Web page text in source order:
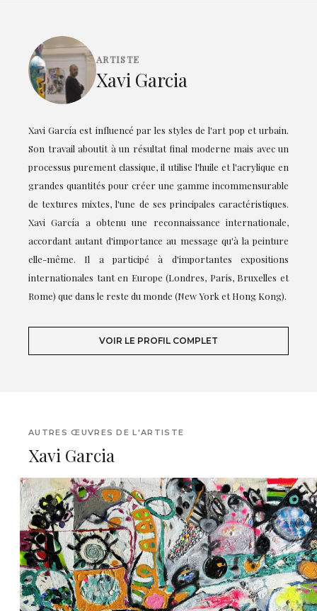
ARTISTE
Xavi Garcia
Xavi García est influencé par les styles de l'art pop et urbain.
Son travail aboutit à un résultat final moderne mais avec un
processus purement classique, il utilise l'huile et l'acrylique en
grandes quantités pour créer une gamme incommensurable
de textures mixtes, l'une de ses principales caractéristiques.
Xavi García a obtenu une reconnaissance internationale,
accordant autant d'importance au message qu'à la peinture
elle-même. Il a participé à d'importantes expositions
internationales tant en Europe (Londres, Paris, Bruxelles et
Rome) que dans le reste du monde (New York et Hong Kong).
VOIR LE PROFIL COMPLET
AUTRES ŒUVRES DE L'ARTISTE
Xavi Garcia